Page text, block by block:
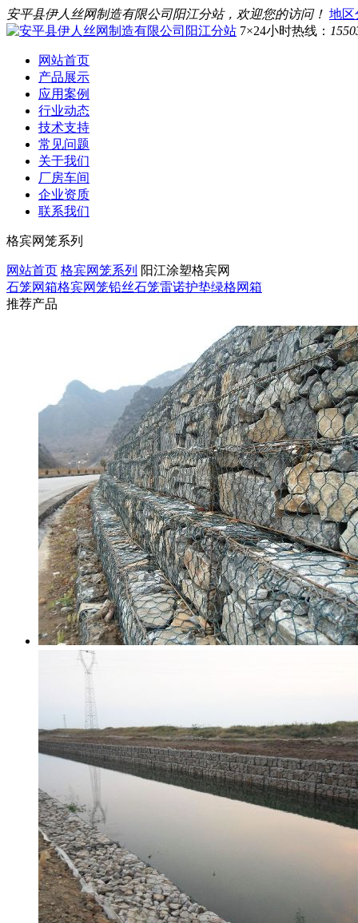
安平县伊人丝网制造有限公司阳江分站，欢迎您的访问！ 地区
7×24小时热线：
网站首页
产品展示
应用案例
行业动态
技术支持
常见问题
关于我们
厂房车间
企业资质
联系我们
格宾网笼系列
网站首页 格宾网笼系列 阳江涂塑格宾网
石笼网箱格宾网笼铅丝石笼雷诺护垫绿格网箱
推荐产品